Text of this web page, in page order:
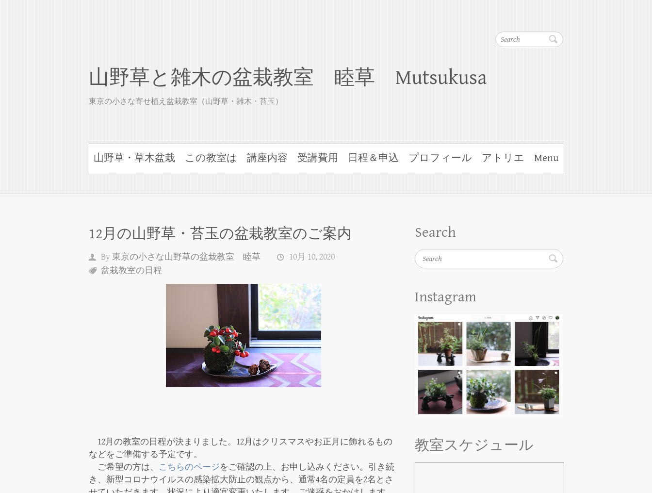
Search
山野草と雑木の盆栽教室 睦草 Mutsukusa
東京の小さな寄せ植え盆栽教室（山野草・雑木・苔玉）
山野草・草木盆栽 この教室は 講座内容 受講費用 日程＆申込 プロフィール アトリエ Menu
12月の山野草・苔玉の盆栽教室のご案内
By 東京の小さな山野草の盆栽教室 睦草
10月 10, 2020
盆栽教室の日程
12月の教室の日程が決まりました。12月はクリスマスやお正月に飾れるもの
などをご準備する予定です。
ご希望の方は、 こちらのページをご確認の上、お申し込みください。引き続
き、新型コロナウイルスの感染拡大防止の観点から、通常4名の定員を2名とさ
Search
Search
Instagram
教室スケジュール